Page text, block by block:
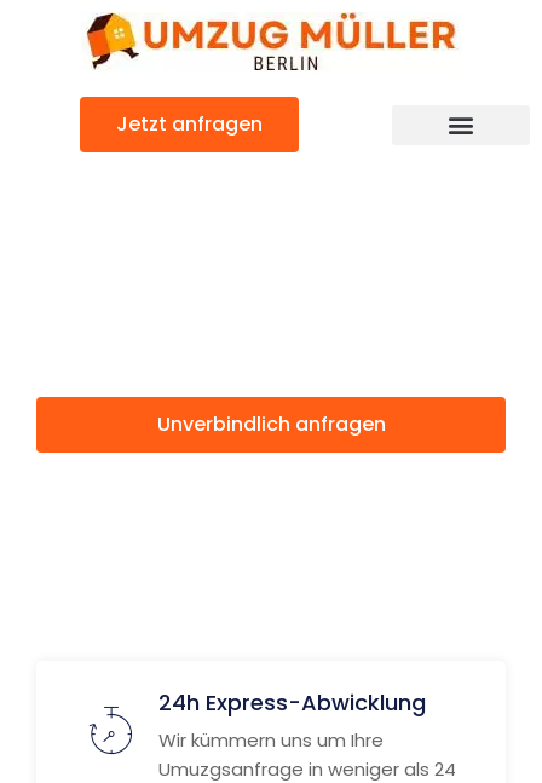
Jetzt anfragen
Unverbindlich anfragen
24h Express-Abwicklung
Wir kümmern uns um Ihre
Umuzgsanfrage in weniger als 24